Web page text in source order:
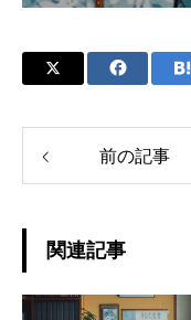
前の記事
関連記事